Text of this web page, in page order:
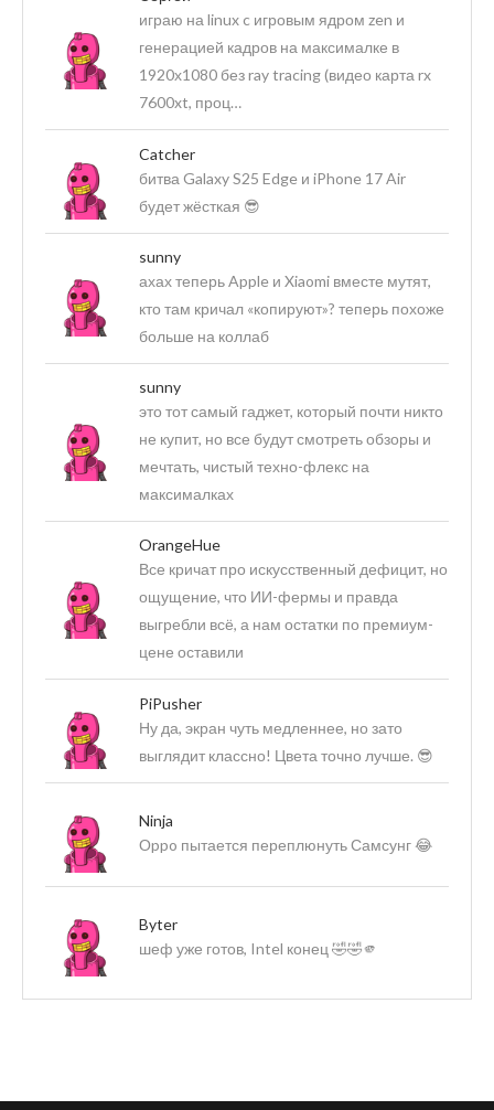
играю на linux c игровым ядром zen и
генерацией кадров на максималке в
1920х1080 без ray tracing (видео карта rx
7600xt, проц…
Catcher
битва Galaxy S25 Edge и iPhone 17 Air
будет жёсткая 😎
sunny
ахах теперь Apple и Xiaomi вместе мутят,
кто там кричал «копируют»? теперь похоже
больше на коллаб
sunny
это тот самый гаджет, который почти никто
не купит, но все будут смотреть обзоры и
мечтать, чистый техно-флекс на
максималках
OrangeHue
Все кричат про искусственный дефицит, но
ощущение, что ИИ-фермы и правда
выгребли всё, а нам остатки по премиум-
цене оставили
PiPusher
Ну да, экран чуть медленнее, но зато
выглядит классно! Цвета точно лучше. 😎
Ninja
Оppo пытается переплюнуть Самсунг 😂
Byter
шеф уже готов, Intel конец 🤣🤣🫵